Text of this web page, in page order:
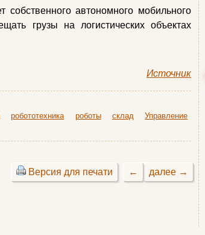
собственного автономного мобильного
грузы на логистических объектах
Источник
робототехника роботы склад
Управление
далее →
←
Версия для печати